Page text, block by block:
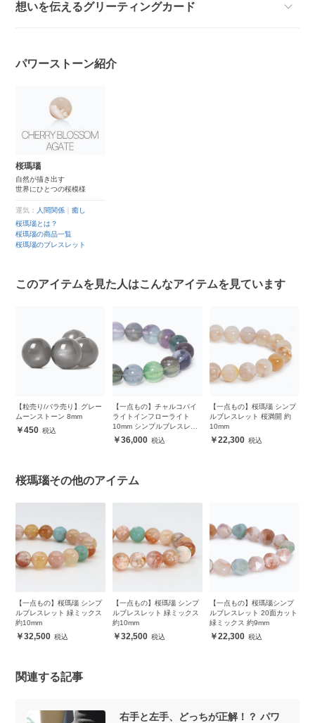
想いを伝えるグリーティングカード
パワーストーン紹介
桜瑪瑙
自然が描き出す
世界にひとつの桜模様
運気： 人間関係 ｜癒し
桜瑪瑙とは？
桜瑪瑙の商品一覧
桜瑪瑙のブレスレット
このアイテムを見た人はこんなアイテムを見ています
【粒売り/バラ売り】グレー
ムーンストーン 8mm
450
【一点もの】チャルコパイ
ライトインフローライト
10mm シンプルブレスレッ
ト36,000
【一点もの】桜瑪瑙 シンプ
ルブレスレット 桜満開 約
10mm
22,300
桜瑪瑙その他のアイテム
【一点もの】桜瑪瑙 シンプ
ルブレスレット 緑ミックス
約10mm
32,500
【一点もの】桜瑪瑙 シンプ
ルブレスレット 緑ミックス
約10mm
32,500
【一点もの】桜瑪瑙シンプ
ルブレスレット 20面カット
緑ミックス 約9mm
22,300
関連する記事
右手と左手、どっちが正解！？ パワ